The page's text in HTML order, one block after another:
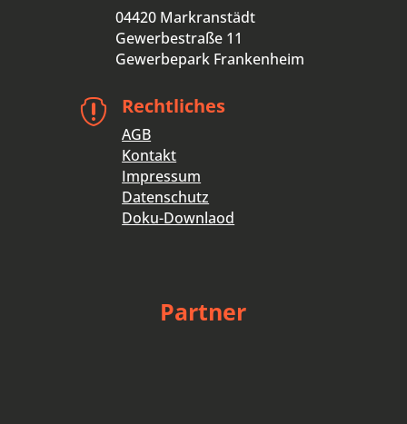
04420 Markranstädt
Gewerbestraße 11
Gewerbepark Frankenheim
 Rechtliches
AGB
Kontakt
Impressum
Datenschutz
Doku-Downlaod
Partner